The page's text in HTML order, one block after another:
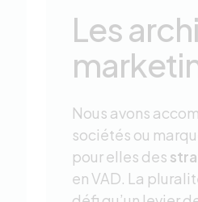
Les
Nous avons
sociétés ou
pour elles des
en VAD. La